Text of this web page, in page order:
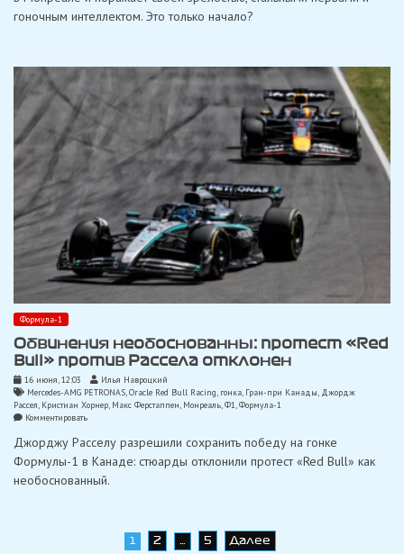
Антонелли
снял
давление»
гоночным интеллектом. Это только начало?
Формула-1
Обвинения необоснованны: протест «Red
Bull» против Рассела отклонен
16 июня, 12:03
Илья Навроцкий
Mercedes-AMG PETRONAS,Oracle Red Bull Racing, гонка, Гран-при Канады, Джордж
Рассел, Кристиан Хорнер, Макс Ферстаппен, Монреаль,Ф1,Формула-1
Комментироватьon
необоснованны:
протест
«Red
Bull»
Джорджу Расселу разрешили сохранить победу на гонке
Формулы-1 в Канаде: стюарды отклонили протест «Red Bull» как
необоснованный.
2 5 Далее